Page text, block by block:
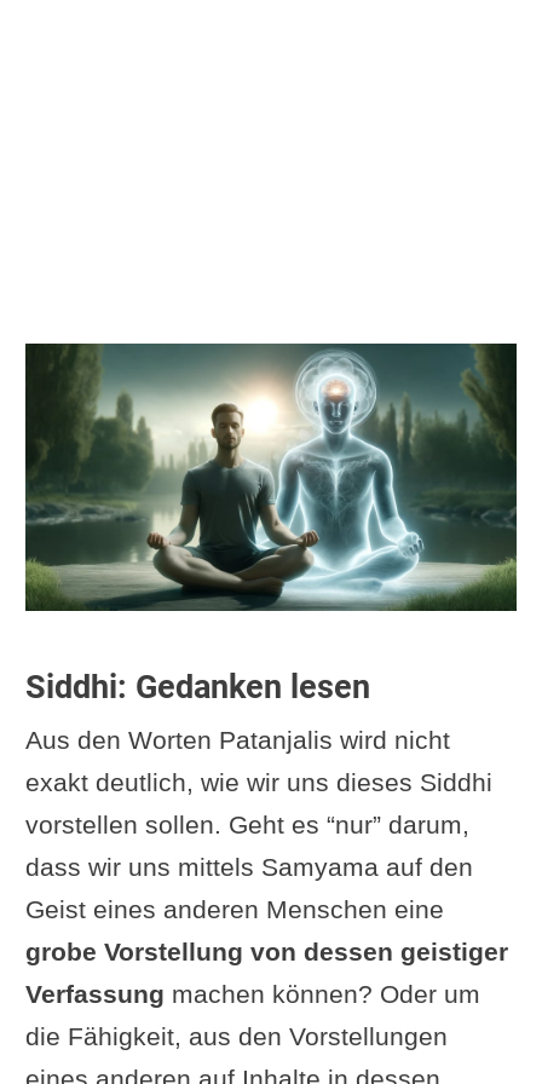
Siddhi: Gedanken lesen
Aus den Worten Patanjalis wird nicht
exakt deutlich, wie wir uns dieses Siddhi
vorstellen sollen. Geht es “nur” darum,
dass wir uns mittels Samyama auf den
Geist eines anderen Menschen eine
grobe Vorstellung von dessen geistiger
Verfassung machen können? Oder um
die Fähigkeit, aus den Vorstellungen